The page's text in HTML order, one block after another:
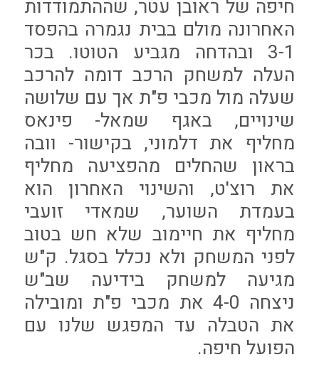
חיפה של ראובן עטר, שההתמודדות
האחרונה מולם בבית נגמרה בהפסד
3-1 ובהדחה מגביע הטוטו. בכר
העלה למשחק הרכב דומה להרכב
שעלה מול מכבי פ"ת אך עם שלושה
שינויים, באגף שמאל- פינאס
מחליף את דלמוני, בקישור- וובה
בראון שהחלים מהפציעה מחליף
את רוצ'ט, והשינוי האחרון הוא
בעמדת השוער, שמאדי זועבי
מחליף את חיימוב שלא חש בטוב
לפני המשחק ולא נכלל בסגל. ק"ש
מגיעה למשחק בידיעה שב"ש
ניצחה 4-0 את מכבי פ"ת ומובילה
את הטבלה עד המפגש שלנו עם
הפועל חיפה.